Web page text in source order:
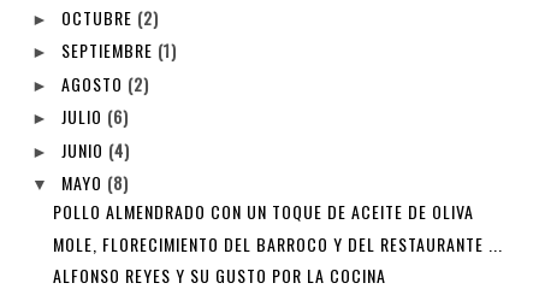
► OCTUBRE (2)
► SEPTIEMBRE (1)
► AGOSTO (2)
► JULIO (6)
► JUNIO (4)
▼ MAYO (8)
POLLO ALMENDRADO CON UN TOQUE DE ACEITE DE OLIVA
MOLE, FLORECIMIENTO DEL BARROCO Y DEL RESTAURANTE ...
ALFONSO REYES Y SU GUSTO POR LA COCINA